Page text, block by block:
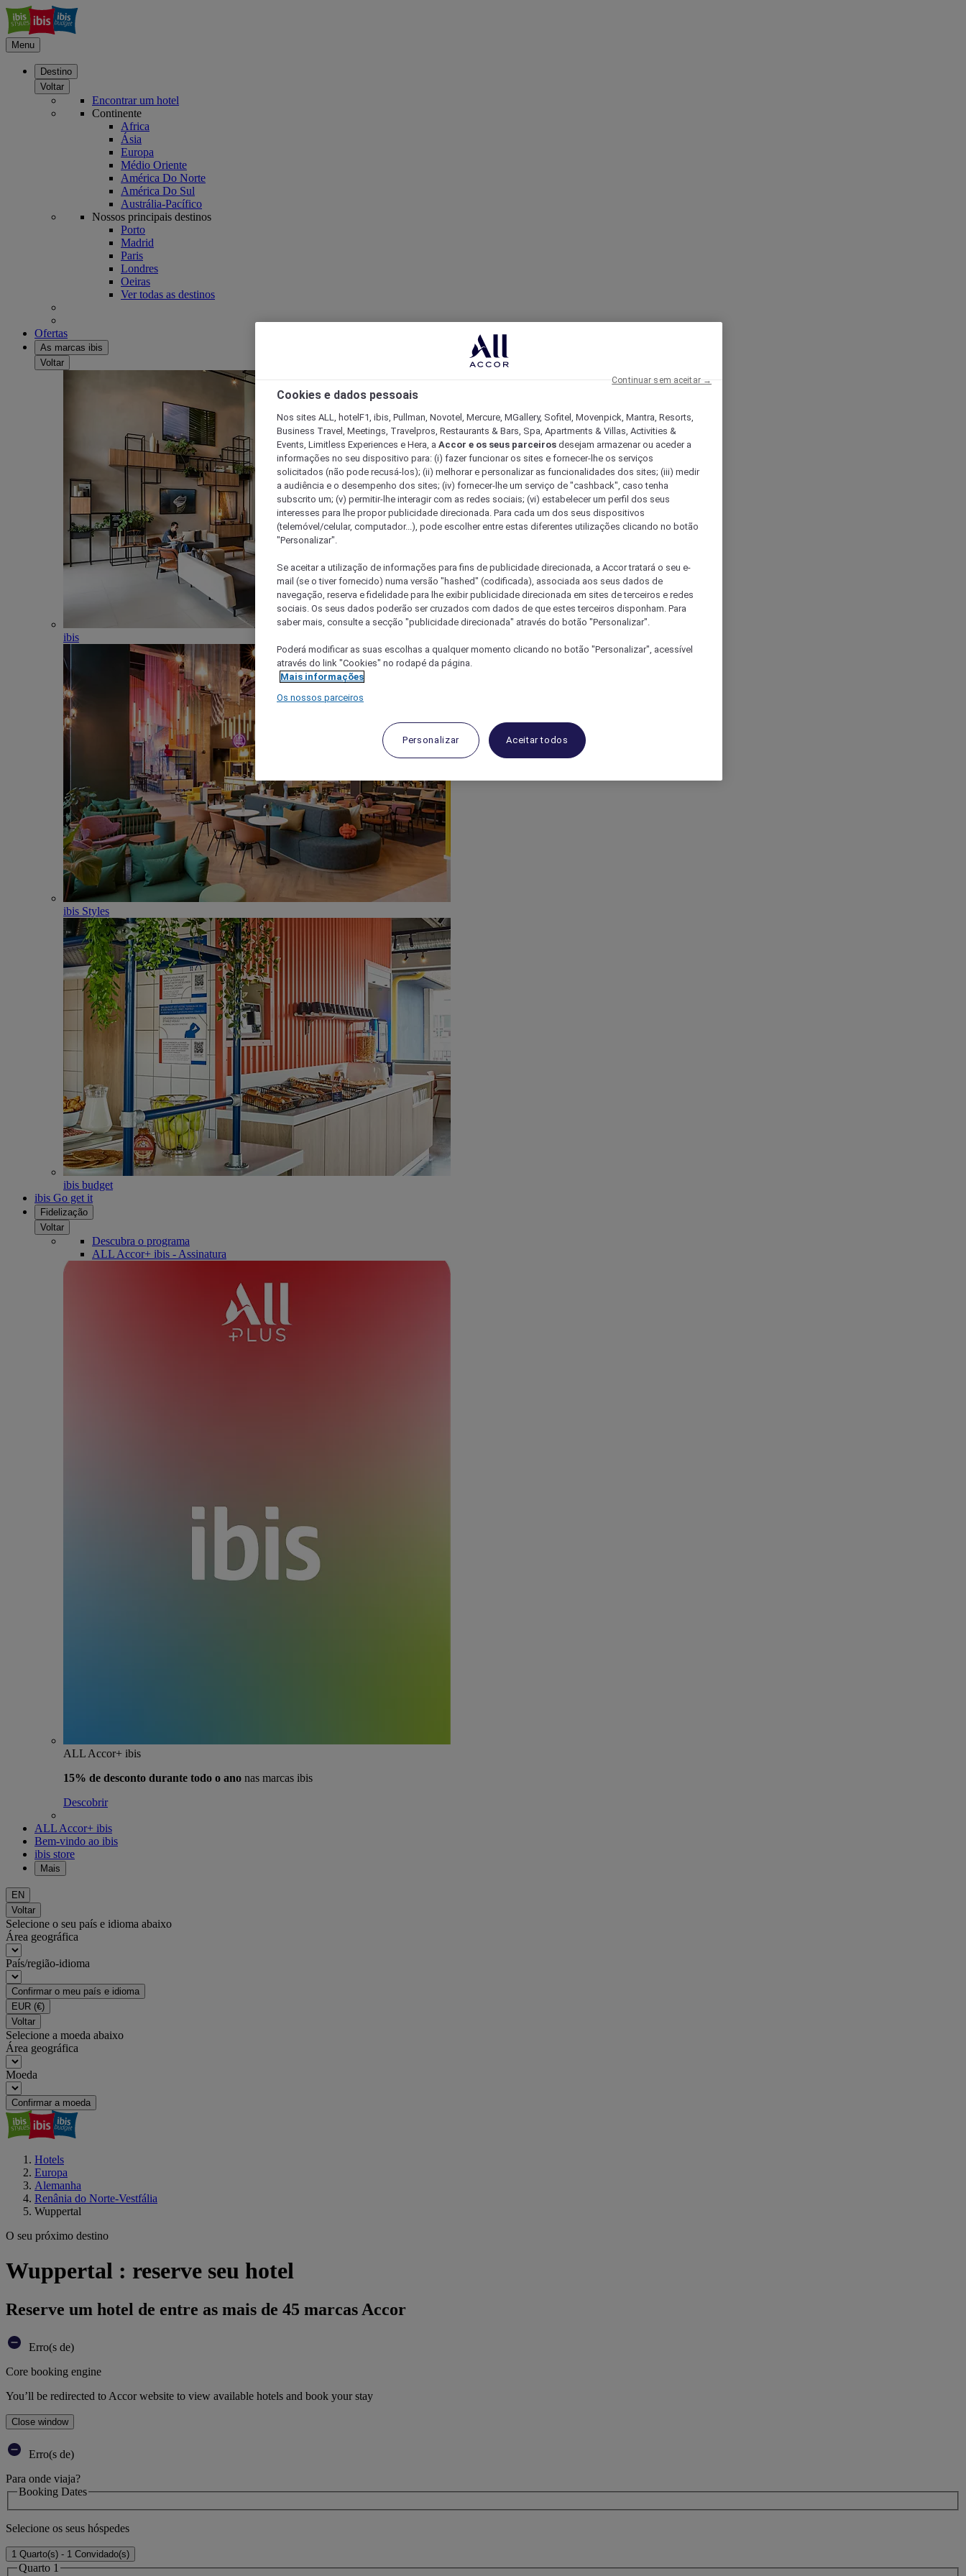
Menu
Destino
Voltar
Encontrar um hotel
Continente
Africa
Ásia
Europa
Médio Oriente
América Do Norte
América Do Sul
Austrália-Pacífico
Nossos principais destinos
Porto
Madrid
Paris
Londres
Oeiras
Ver todas as destinos
Ofertas
As marcas ibis
Voltar
ibis
ibis Styles
ibis budget
ibis Go get it
Fidelização
Voltar
Descubra o programa
ALL Accor+ ibis - Assinatura
ALL Accor+ ibis
15% de desconto durante todo o ano nas marcas ibis
Descobrir
ALL Accor+ ibis
Bem-vindo ao ibis
ibis store
Mais
EN
Voltar
Selecione o seu país e idioma abaixo
Área geográfica
País/região-idioma
Confirmar o meu país e idioma
EUR (€)
Voltar
Selecione a moeda abaixo
Área geográfica
Moeda
Confirmar a moeda
Hotels
Europa
Alemanha
Renânia do Norte-Vestfália
Wuppertal
O seu próximo destino
Wuppertal : reserve seu hotel
Reserve um hotel de entre as mais de 45 marcas Accor
Erro(s de)
Core booking engine
You’ll be redirected to Accor website to view available hotels and book your stay
Close window
Erro(s de)
Para onde viaja?
Booking Dates
Selecione os seus hóspedes
1 Quarto(s) - 1 Convidado(s)
Quarto 1
Cookies e dados pessoais
Nos sites ALL, hotelF1, ibis, Pullman, Novotel, Mercure, MGallery, Sofitel, Movenpick, Mantra, Resorts,
Business Travel, Meetings, Travelpros, Restaurants & Bars, Spa, Apartments & Villas, Activities &
Events, Limitless Experiences e Hera, a Accor e os seus parceiros desejam armazenar ou aceder a
informações no seu dispositivo para: (i) fazer funcionar os sites e fornecer-lhe os serviços
solicitados (não pode recusá-los); (ii) melhorar e personalizar as funcionalidades dos sites; (iii) medir
a audiência e o desempenho dos sites; (iv) fornecer-lhe um serviço de "cashback", caso tenha
subscrito um; (v) permitir-lhe interagir com as redes sociais; (vi) estabelecer um perfil dos seus
interesses para lhe propor publicidade direcionada. Para cada um dos seus dispositivos
(telemóvel/celular, computador...), pode escolher entre estas diferentes utilizações clicando no botão
"Personalizar".
Se aceitar a utilização de informações para fins de publicidade direcionada, a Accor tratará o seu e-
mail (se o tiver fornecido) numa versão "hashed" (codificada), associada aos seus dados de
navegação, reserva e fidelidade para lhe exibir publicidade direcionada em sites de terceiros e redes
sociais. Os seus dados poderão ser cruzados com dados de que estes terceiros disponham. Para
saber mais, consulte a secção "publicidade direcionada" através do botão "Personalizar".
Poderá modificar as suas escolhas a qualquer momento clicando no botão "Personalizar", acessível
através do link "Cookies" no rodapé da página.
Mais informações
Os nossos parceiros
Personalizar Aceitar todos
Continuar sem aceitar →